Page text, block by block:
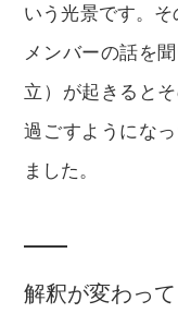
いう光景です。
メンバーの話を
立）が起きると
過ごすようにな
ました。
解釈が変わっ